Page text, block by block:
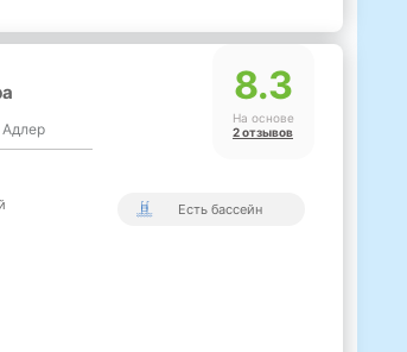
Адлер
8.3
На основе
2 отзывов
Есть бассейн